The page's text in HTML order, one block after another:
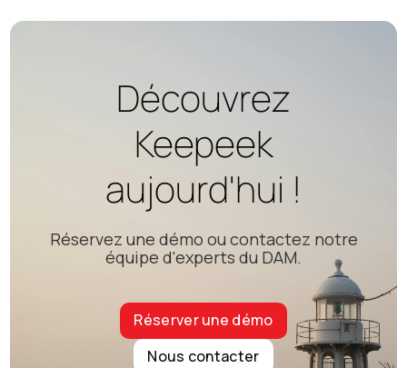
Découvrez
Keepeek
aujourd'hui !
Réservez une démo ou contactez notre
équipe d'experts du DAM.
Réserver une démo
Nous contacter